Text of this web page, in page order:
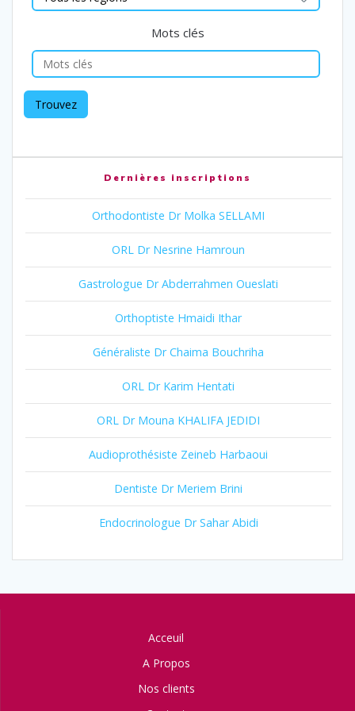
Mots clés
Dernières inscriptions
Orthodontiste Dr Molka SELLAMI
ORL Dr Nesrine Hamroun
Gastrologue Dr Abderrahmen Oueslati
Orthoptiste Hmaidi Ithar
Généraliste Dr Chaima Bouchriha
ORL Dr Karim Hentati
ORL Dr Mouna KHALIFA JEDIDI
Audioprothésiste Zeineb Harbaoui
Dentiste Dr Meriem Brini
Endocrinologue Dr Sahar Abidi
Acceuil
A Propos
Nos clients